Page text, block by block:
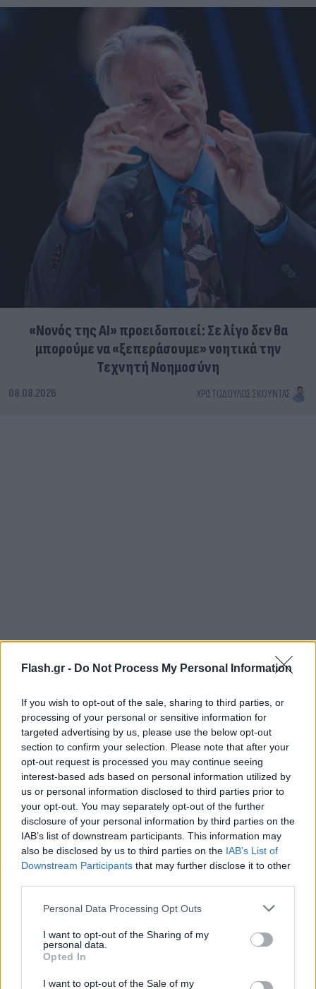
Flash.gr - Do Not Process My Personal Information
If you wish to opt-out of the sale, sharing to third parties, or
processing of your personal or sensitive information for
targeted advertising by us, please use the below opt-out
section to confirm your selection. Please note that after your
opt-out request is processed you may continue seeing
interest-based ads based on personal information utilized by
us or personal information disclosed to third parties prior to
your opt-out. You may separately opt-out of the further
disclosure of your personal information by third parties on the
IAB’s list of downstream participants. This information may
also be disclosed by us to third parties on the IAB’s List of
Downstream Participants that may further disclose it to other
Please note that this website/app uses one or more Google
not limited to your visit or usage behaviour. You may click to
grant or deny consent to Google and its third-party tags to
use your data for below specified purposes in below Google
consent section.
Personal Data Processing Opt Outs
I want to opt-out of the Sharing of my
personal data.
Opted In
I want to opt-out of the Sale of my
«Νονός της AI» προειδοποιεί: Σε λίγο δεν θα
μπορούμε να «ξεπεράσουμε» νοητικά την
Τεχνητή Νοημοσύνη
08.08.2026 ΧΡΙΣΤΌΔΟΥΛΟΣ ΣΚΟΎΝΤΑΣ
FLASH FOCUS